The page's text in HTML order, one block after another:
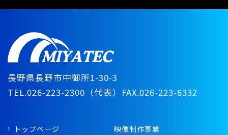
長野県長野市中御所1-30-3
TEL.026-223-2300（代表） FAX.026-223-6332
トップページ 映像制作事業